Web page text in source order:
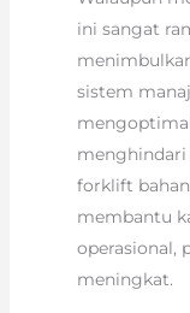
ini sangat
sistem
menghindari
forklift
membantu
operasional,
meningkat.